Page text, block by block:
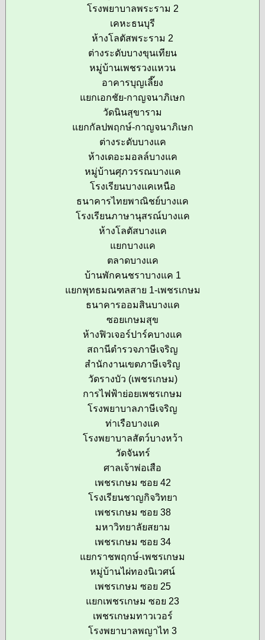
โรงพยาบาลพระราม 2
เคหะธนบุรี
ห้างโลตัสพระราม 2
ต่างระดับบางขุนเทียน
หมู่บ้านเพชรวงแหวน
อาคารบุญเลี๊ยง
แยกเอกชัย-กาญจนาภิเษก
วัดนินสุขาราม
แยกกัลปพฤกษ์-กาญจนาภิเษก
ต่างระดับบางแค
ห้างเดอะมอลล์บางแค
หมู่บ้านศุภวรรณบางแค
โรงเรียนบางแคเหนือ
ธนาคารไทยพาณิชย์บางแค
โรงเรียนภาษานุสรณ์บางแค
ห้างโลตัสบางแค
แยกบางแค
ตลาดบางแค
บ้านพักคนชราบางแค 1
แยกพุทธมณฑลสาย 1-เพชรเกษม
ธนาคารออมสินบางแค
ซอยเกษมสุข
ห้างฟิวเจอร์ปาร์คบางแค
สถานีตำรวจภาษีเจริญ
สำนักงานเขตภาษีเจริญ
วัดรางบัว (เพชรเกษม)
การไฟฟ้าย่อยเพชรเกษม
โรงพยาบาลภาษีเจริญ
ท่าเรือบางแค
โรงพยาบาลสัตว์บางหว้า
วัดจันทร์
ศาลเจ้าพ่อเสือ
เพชรเกษม ซอย 42
โรงเรียนชาญกิจวิทยา
เพชรเกษม ซอย 38
มหาวิทยาลัยสยาม
เพชรเกษม ซอย 34
แยกราชพฤกษ์-เพชรเกษม
หมู่บ้านไผ่ทองนิเวศน์
เพชรเกษม ซอย 25
แยกเพชรเกษม ซอย 23
เพชรเกษมทาวเวอร์
โรงพยาบาลพญาไท 3